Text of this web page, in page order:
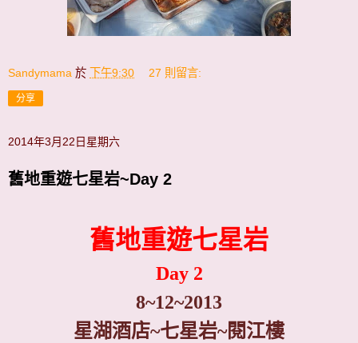
Sandymama 於 下午9:30 27 則留言:
分享
2014年3月22日星期六
舊地重遊七星岩~Day 2
舊地重遊七星岩
Day 2
8~12~2013
星湖酒店~七星岩~閱江樓